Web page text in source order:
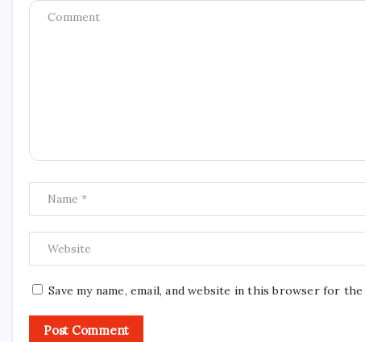
Save my name, email, and website in this browser for